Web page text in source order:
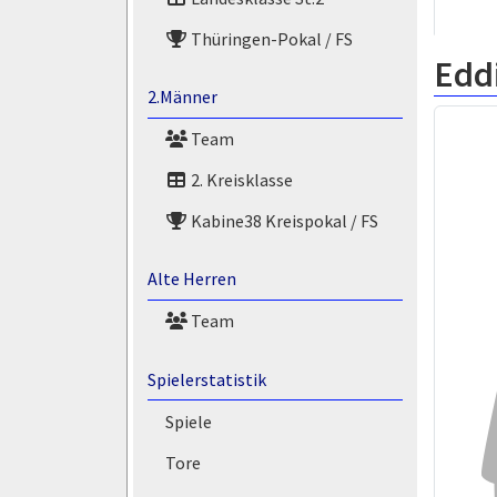
Thüringen-Pokal / FS
2.Männer
Team
2. Kreisklasse
Kabine38 Kreispokal / FS
Alte Herren
Team
Spielerstatistik
Spiele
Tore